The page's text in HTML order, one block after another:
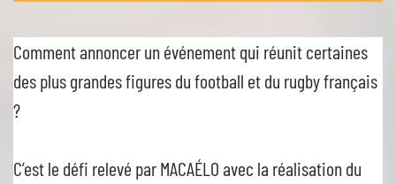
Comment annoncer un événement qui réunit certaines
des plus grandes figures du football et du rugby français
?
C’est le défi relevé par MACAÉLO avec la réalisation du